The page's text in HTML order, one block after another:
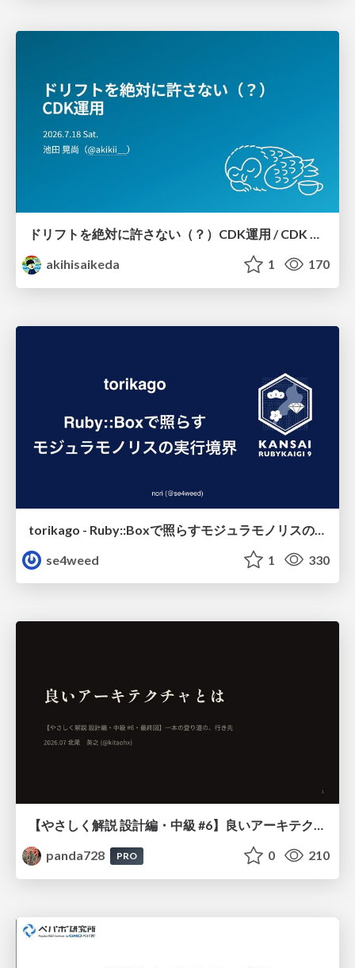
ドリフトを絶対に許さない（？）CDK運用 / CDK Ops with Zero Tolerance for Drifts (?)
akihisaikeda
1 170
se4weed
1 330
【やさしく解説 設計編・中級 #6】良いアーキテクチャとは ～ 一本の登り道の、行き先 ～
panda728
PRO 0 210